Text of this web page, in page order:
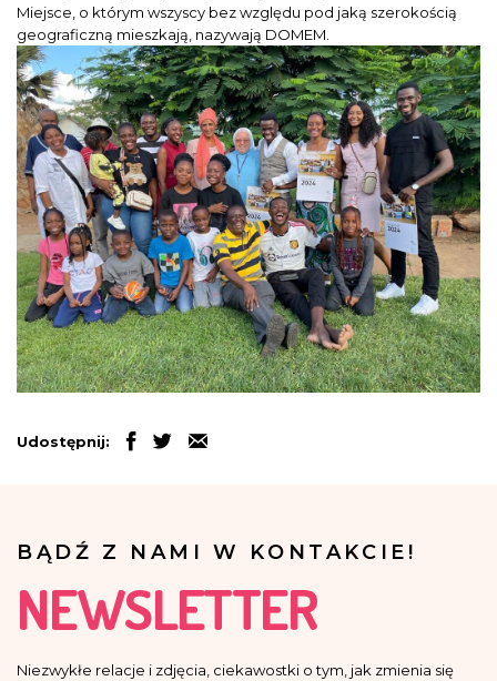
Miejsce, o którym wszyscy bez względu pod jaką szerokością
geograficzną mieszkają, nazywają DOMEM.
Udostępnij:
BĄDŹ Z NAMI W KONTAKCIE!
NEWSLETTER
Niezwykłe relacje i zdjęcia, ciekawostki o tym, jak zmienia się